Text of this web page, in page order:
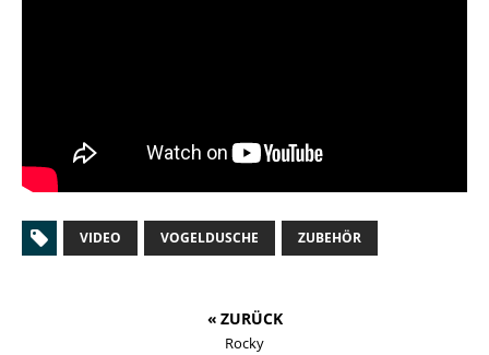
VIDEO VOGELDUSCHE ZUBEHÖR
« ZURÜCK
Rocky